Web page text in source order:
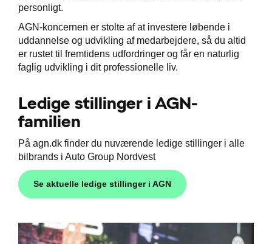
personligt.
AGN-koncernen er stolte af at investere løbende i
uddannelse og udvikling af medarbejdere, så du altid
er rustet til fremtidens udfordringer og får en naturlig
faglig udvikling i dit professionelle liv.
Ledige stillinger i AGN-
familien
På agn.dk finder du nuværende ledige stillinger i alle
bilbrands i Auto Group Nordvest
Se aktuelle ledige stillinger i AGN